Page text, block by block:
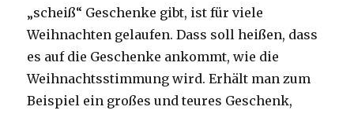
„scheiß“ Geschenke gibt, ist für viele
Weihnachten gelaufen. Dass soll heißen, dass
es auf die Geschenke ankommt, wie die
Weihnachtsstimmung wird. Erhält man zum
Beispiel ein großes und teures Geschenk,